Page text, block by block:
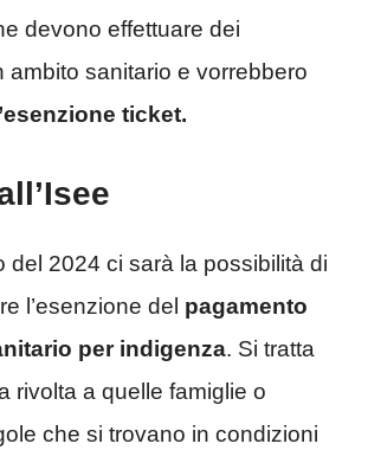
devono effettuare dei
ambito sanitario e vorrebbero
ticket.
del 2024 ci sarà la possibilità di
l’esenzione del pagamento
per indigenza. Si tratta
rivolta a quelle famiglie o
che si trovano in condizioni